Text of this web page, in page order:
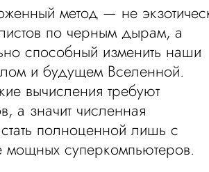
метод — не
по черным дырам, а
способный изменить наши
и будущем Вселенной.
вычисления требуют
а значит численная
полноценной лишь с
суперкомпьютеров.